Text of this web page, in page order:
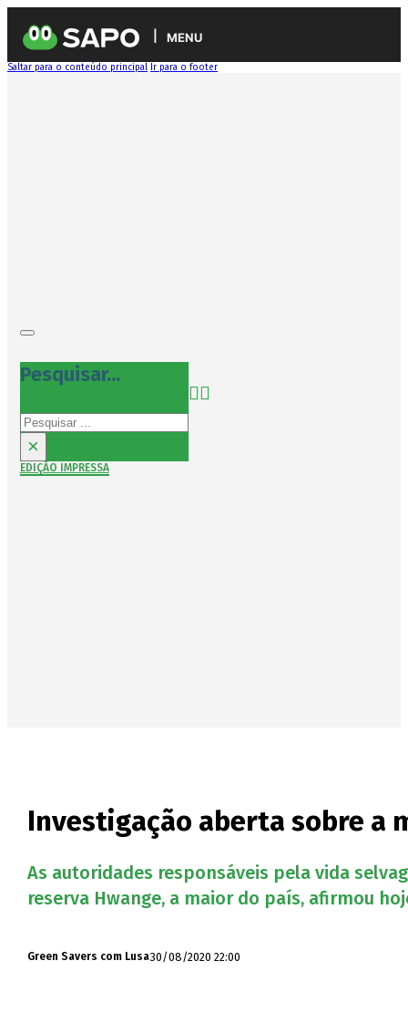
MENU
Saltar para o conteúdo principal Ir para o footer
Pesquisar...
Pesquisar
×
EDIÇÃO IMPRESSA
Investigação aberta sobre a
As autoridades responsáveis pela vida
reserva Hwange, a maior do país, afirmou
Green Savers com Lusa30/08/2020 22:00